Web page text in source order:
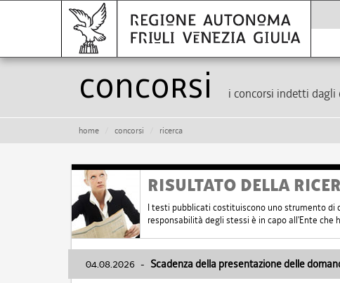
Concorsi i concorsi indetti dagli
home concorsi ricerca
RISULTATO DELLA
I testi pubblicati costituiscono uno strumento di
responsabilità degli stessi è in capo all'Ente che
04.08.2026 - Scadenza della presentazione delle